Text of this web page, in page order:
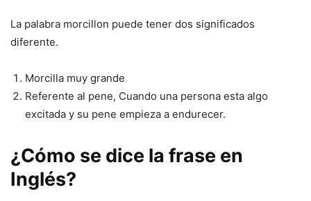
La palabra morcillon puede tener dos significados
diferente.
Morcilla muy grande
Referente al pene, Cuando una persona esta algo
excitada y su pene empieza a endurecer.
¿Cómo se dice la frase en
Inglés?